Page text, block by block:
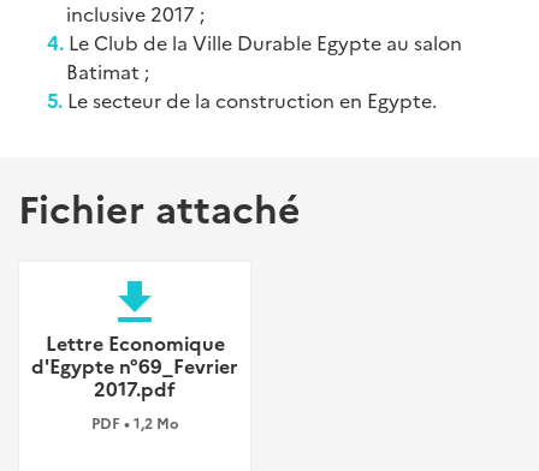
inclusive 2017 ;
Le Club de la Ville Durable Egypte au salon
Batimat ;
Le secteur de la construction en Egypte.
Fichier attaché
file_download
Lettre Economique
d'Egypte n°69_Fevrier
2017.pdf
PDF • 1,2 Mo